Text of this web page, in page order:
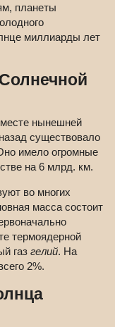
планеты
миллиарды лет
месте нынешней
существовало
имело огромные
на 6 млрд. км.
во многих
масса состоит
термоядерной
газ гелий. На
2%.